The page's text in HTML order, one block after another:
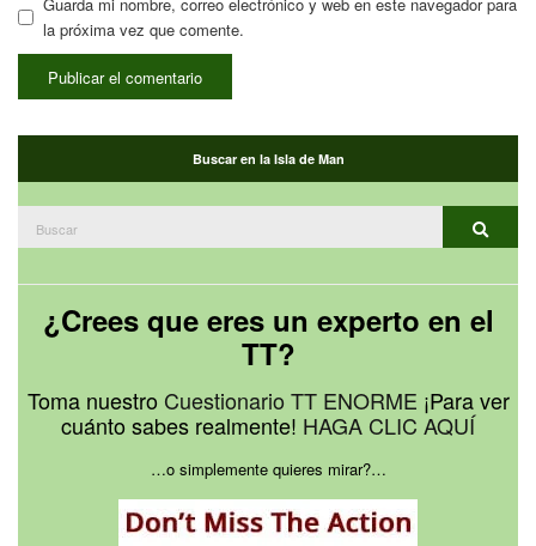
la próxima vez que comente.
Buscar en la Isla de Man
Buscar
¿Crees que eres un experto en el
TT?
Toma nuestro Cuestionario TT ENORME ¡Para ver
cuánto sabes realmente! HAGA CLIC AQUÍ
…o simplemente quieres mirar?…